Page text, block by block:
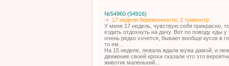
№54960 (54916)
17 неделя беременности, 2 триместр
У меня 17 недель, чувствую себя прекрасно,
ездить отдохнуть на дачу. Вот по поводу еды
очень редко хочется, бывает вообще кусок в
то ем...
На 15 неделе, лежала ждала мужа дамой, и
движение своей крохи сказали что это
животик маленький...